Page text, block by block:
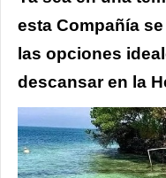
esta Compañía
las opciones
descansar en la